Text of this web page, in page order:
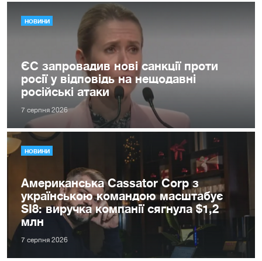
НОВИНИ
ЄС запровадив нові санкції проти
росії у відповідь на нещодавні
російські атаки
7 серпня 2026
НОВИНИ
Американська Cassator Corp з
українською командою масштабує
SI8: виручка компанії сягнула $1,2
млн
7 серпня 2026